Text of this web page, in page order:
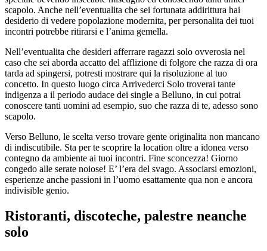
scapolo. Anche nell’eventualita che sei fortunata addirittura hai
desiderio di vedere popolazione modernita, per personalita dei tuoi
incontri potrebbe ritirarsi e l’anima gemella.
Nell’eventualita che desideri afferrare ragazzi solo ovverosia nel
caso che sei aborda accatto del afflizione di folgore che razza di ora
tarda ad spingersi, potresti mostrare qui la risoluzione al tuo
concetto. In questo luogo circa Arrivederci Solo troverai tante
indigenza a il periodo audace dei single a Belluno, in cui potrai
conoscere tanti uomini ad esempio, suo che razza di te, adesso sono
scapolo.
Verso Belluno, le scelta verso trovare gente originalita non mancano
di indiscutibile. Sta per te scoprire la location oltre a idonea verso
contegno da ambiente ai tuoi incontri. Fine sconcezza! Giorno
congedo alle serate noiose! E’ l’era del svago. Associarsi emozioni,
esperienze anche passioni in l’uomo esattamente qua non e ancora
indivisible genio.
Ristoranti, discoteche, palestre neanche
solo